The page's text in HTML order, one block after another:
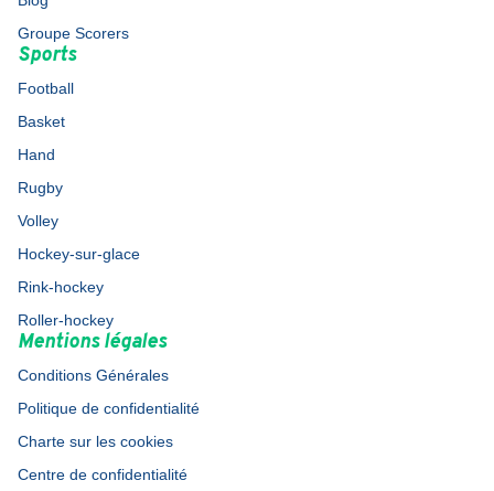
Groupe Scorers
Sports
Football
Basket
Hand
Rugby
Volley
Hockey-sur-glace
Rink-hockey
Roller-hockey
Mentions légales
Conditions Générales
Politique de confidentialité
Charte sur les cookies
Centre de confidentialité